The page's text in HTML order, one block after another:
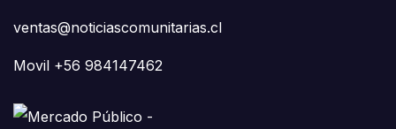
ventas@noticiascomunitarias.cl
Movil +56 984147462